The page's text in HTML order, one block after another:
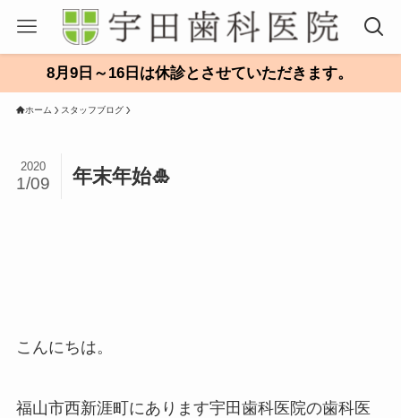
8月9日～16日は休診とさせていただきます。
ホーム スタッフブログ
年末年始🎍
2020
1/09
こんにちは。
福山市西新涯町にあります宇田歯科医院の歯科医